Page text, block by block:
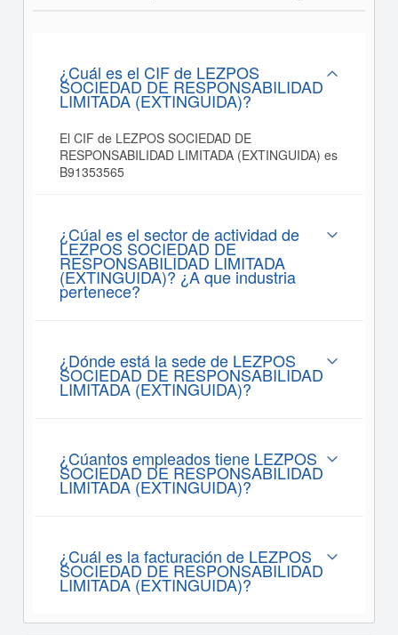
¿Cuál es el CIF de LEZPOS
SOCIEDAD DE RESPONSABILIDAD
LIMITADA (EXTINGUIDA)?
El CIF de LEZPOS SOCIEDAD DE
RESPONSABILIDAD LIMITADA (EXTINGUIDA) es
B91353565
¿Cúal es el sector de actividad de
LEZPOS SOCIEDAD DE
RESPONSABILIDAD LIMITADA
(EXTINGUIDA)? ¿A que industria
pertenece?
¿Dónde está la sede de LEZPOS
SOCIEDAD DE RESPONSABILIDAD
LIMITADA (EXTINGUIDA)?
¿Cúantos empleados tiene LEZPOS
SOCIEDAD DE RESPONSABILIDAD
LIMITADA (EXTINGUIDA)?
¿Cuál es la facturación de LEZPOS
SOCIEDAD DE RESPONSABILIDAD
LIMITADA (EXTINGUIDA)?